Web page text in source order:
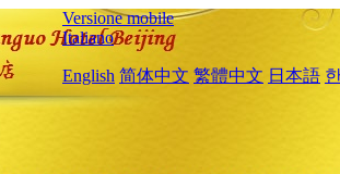
Versione mobile
Italiano
English 简体中文 繁體中文 日本語